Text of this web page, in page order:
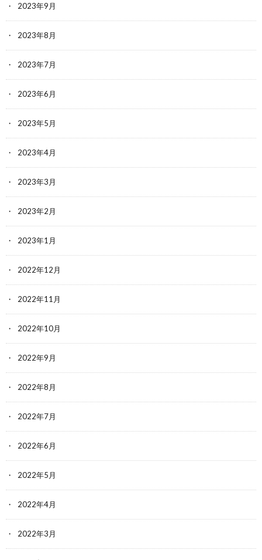
2023年9月
2023年8月
2023年7月
2023年6月
2023年5月
2023年4月
2023年3月
2023年2月
2023年1月
2022年12月
2022年11月
2022年10月
2022年9月
2022年8月
2022年7月
2022年6月
2022年5月
2022年4月
2022年3月